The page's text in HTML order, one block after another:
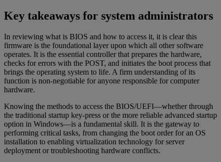
Key takeaways for system administrators
In reviewing what is BIOS and how to access it, it is clear this
firmware is the foundational layer upon which all other software
operates. It is the essential controller that prepares the hardware,
checks for errors with the POST, and initiates the boot process that
brings the operating system to life. A firm understanding of its
function is non-negotiable for anyone responsible for computer
hardware.
Knowing the methods to access the BIOS/UEFI—whether through
the traditional startup key-press or the more reliable advanced startup
option in Windows—is a fundamental skill. It is the gateway to
performing critical tasks, from changing the boot order for an OS
installation to enabling virtualization technology for server
deployment or troubleshooting hardware conflicts.